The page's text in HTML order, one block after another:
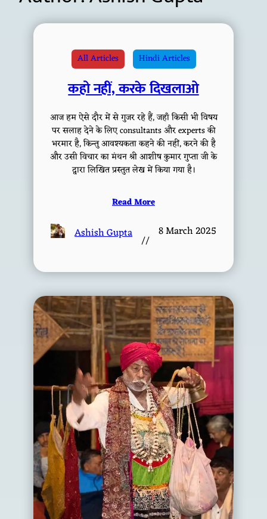
All Articles Hindi Articles
कहो नहीं, करके दिखलाओ
आज हम ऐसे दौर में से गुजर रहे हैं, जहाँ किसी भी विषय
पर सलाह देने के लिए consultants और experts की
भरमार है, किन्तु आवश्यकता कहने की नहीं, करने की है
और उसी विचार का मंथन श्री आशीष कुमार गुप्ता जी के
द्वारा लिखित प्रस्तुत लेख में किया गया है।
Read More
Ashish Gupta //
8 March 2025